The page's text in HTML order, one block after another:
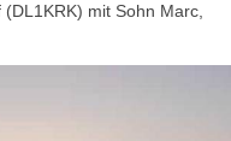
mit Sohn Marc,